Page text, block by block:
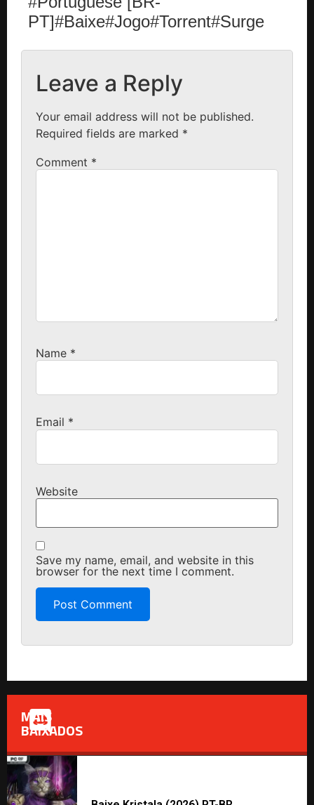
PT]#Baixe#Jogo#Torrent#Surge
Leave a Reply
Your email address will not be published.
Required fields are marked *
Comment *
Name *
Email *
Website
Save my name, email, and website in this
browser for the next time I comment.
MAIS
BAIXADOS